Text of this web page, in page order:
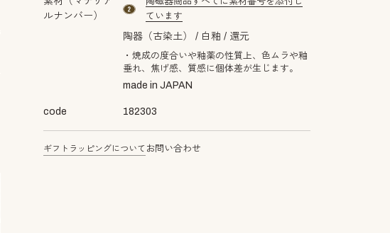
ルナンバー）
material number2
ています
陶器（古染土） 白釉 還元
・焼成の度合いや釉薬の性質上、色ムラや釉
垂れ、焦げ感、質感に個体差が生じます。
made in JAPAN
code 182303
ギフトラッピングについて お問い合わせ